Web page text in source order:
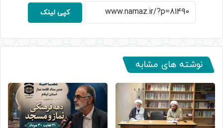
کپی لینک
نوشته های مشابه